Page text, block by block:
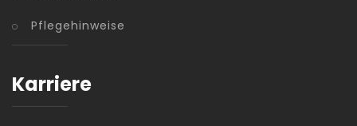
Pflegehinweise
Karriere